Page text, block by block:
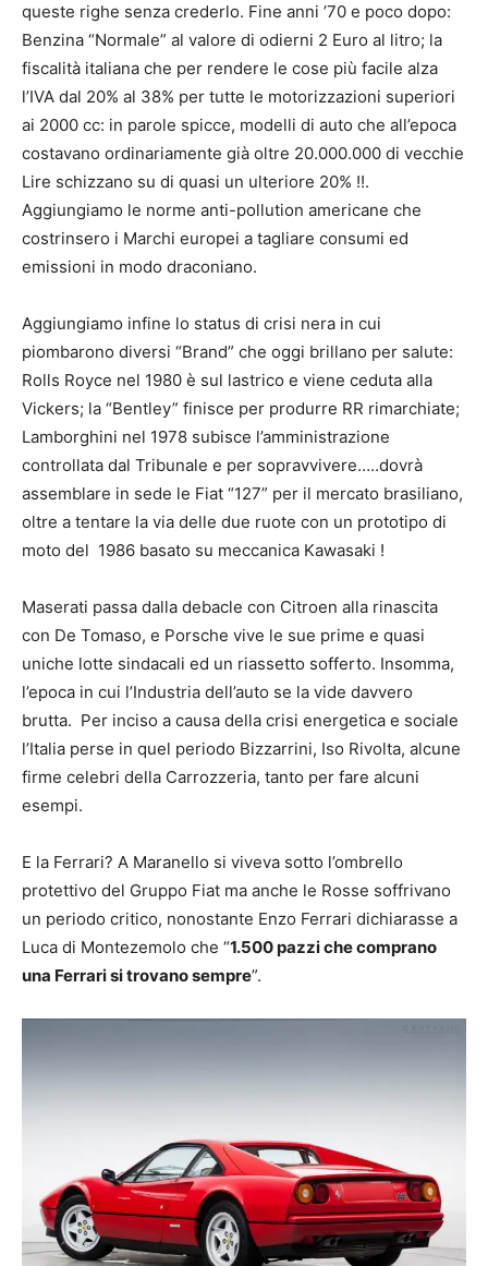
queste righe senza crederlo. Fine anni ’70 e poco dopo:
Benzina “Normale” al valore di odierni 2 Euro al litro; la
fiscalità italiana che per rendere le cose più facile alza
l’IVA dal 20% al 38% per tutte le motorizzazioni superiori
ai 2000 cc: in parole spicce, modelli di auto che all’epoca
costavano ordinariamente già oltre 20.000.000 di vecchie
Lire schizzano su di quasi un ulteriore 20% !!.
Aggiungiamo le norme anti-pollution americane che
costrinsero i Marchi europei a tagliare consumi ed
emissioni in modo draconiano.
Aggiungiamo infine lo status di crisi nera in cui
piombarono diversi “Brand” che oggi brillano per salute:
Rolls Royce nel 1980 è sul lastrico e viene ceduta alla
Vickers; la “Bentley” finisce per produrre RR rimarchiate;
Lamborghini nel 1978 subisce l’amministrazione
controllata dal Tribunale e per sopravvivere…..dovrà
assemblare in sede le Fiat “127” per il mercato brasiliano,
oltre a tentare la via delle due ruote con un prototipo di
moto del 1986 basato su meccanica Kawasaki !
Maserati passa dalla debacle con Citroen alla rinascita
con De Tomaso, e Porsche vive le sue prime e quasi
uniche lotte sindacali ed un riassetto sofferto. Insomma,
l’epoca in cui l’Industria dell’auto se la vide davvero
brutta. Per inciso a causa della crisi energetica e sociale
l’Italia perse in quel periodo Bizzarrini, Iso Rivolta, alcune
firme celebri della Carrozzeria, tanto per fare alcuni
esempi.
E la Ferrari? A Maranello si viveva sotto l’ombrello
protettivo del Gruppo Fiat ma anche le Rosse soffrivano
un periodo critico, nonostante Enzo Ferrari dichiarasse a
Luca di Montezemolo che “1.500 pazzi che comprano
una Ferrari si trovano sempre”.